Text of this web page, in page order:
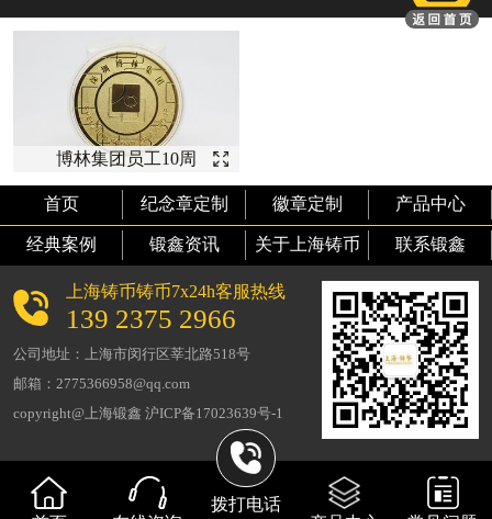
博林集团员工10周
年纪念【金币定
制】
首页 纪念章定制 徽章定制 产品中心
经典案例 锻鑫资讯 关于上海铸币 联系锻鑫
上海铸币铸币7x24h客服热线
139 2375 2966
公司地址：上海市闵行区莘北路518号
邮箱：2775366958@qq.com
copyright@上海锻鑫 沪ICP备17023639号-1
拨打电话